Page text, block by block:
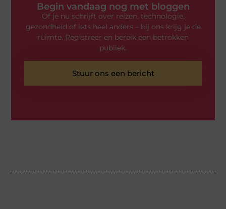
Begin vandaag nog met bloggen
Of je nu schrijft over reizen, technologie,
gezondheid of iets heel anders – bij ons krijg je de
ruimte. Registreer en bereik een betrokken
publiek.
Stuur ons een bericht